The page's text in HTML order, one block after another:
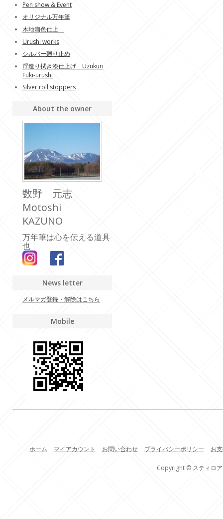
Pen show & Event
オリジナル万年筆
木地溜色仕上
Urushi works
シルバー廻り止め
浮造り拭き漆仕上げ Uzukuri
Fuki-urushi
Silver roll stoppers
About the owner
数野 元志
Motoshi
KAZUNO
万年筆は心を伝える道具
也
News letter
メルマガ登録・解除はこちら
Mobile
ホーム マイアカウント お問い合わせ プライバシーポリシー お
Copyright © スティロ